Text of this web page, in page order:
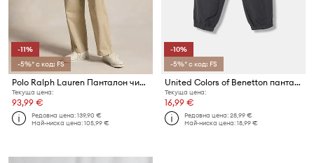
-11%
-5%* с код: FS
Polo Ralph Lauren Панталон чино за деца памучен
Текуща цена:
93,99 €
Редовна цена:139,90 €
Най-ниска цена:105,99 €
-10%
-5%* с код: FS
United Colors of Benetton панталон джогър за деца памучен
Текуща цена:
16,99 €
Редовна цена:28,99 €
Най-ниска цена:18,99 €